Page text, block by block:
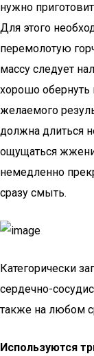
нужно
Для этого
перемолотую
массу следует
хорошо
желаемого
должна длиться
ощущаться
немедленно
сразу смыть.
Категорически
сердечно-
также на любом
Используются